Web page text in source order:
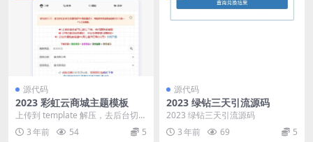
源代码
2023 彩虹云商城主题模板
上传到 template 解压，去后台切换
模板名。
3 年前 54 5
源代码
2023 绿钻三天引流源码
2023 绿钻三天引流源码
3 年前
69 5